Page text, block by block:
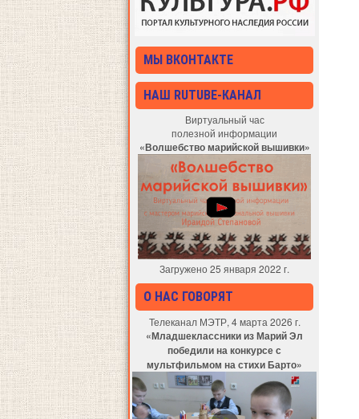
МЫ ВКОНТАКТЕ
НАШ RUTUBE-КАНАЛ
Виртуальный час
полезной информации
«Волшебство марийской вышивки»
Загружено 25 января 2022 г.
О НАС ГОВОРЯТ
Телеканал МЭТР, 4 марта 2026 г.
«Младшеклассники из Марий Эл
победили на конкурсе с
мультфильмом на стихи Барто»